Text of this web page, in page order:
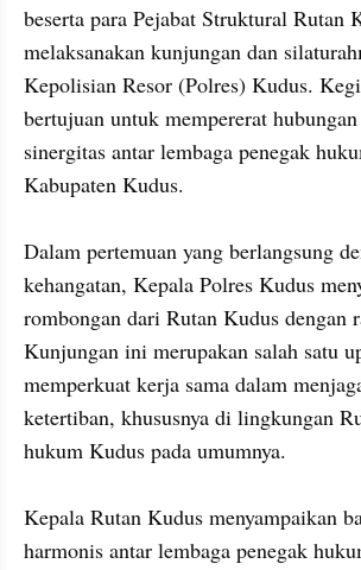
beserta para Pejabat Struktural Rutan
melaksanakan kunjungan dan
Kepolisian Resor (Polres) Kudus.
bertujuan untuk mempererat
sinergitas antar lembaga penegak
Kabupaten Kudus.
Dalam pertemuan yang berlangsung
kehangatan, Kepala Polres Kudus
rombongan dari Rutan Kudus dengan
Kunjungan ini merupakan salah satu
memperkuat kerja sama dalam
ketertiban, khususnya di lingkungan
hukum Kudus pada umumnya.
Kepala Rutan Kudus menyampaikan
harmonis antar lembaga penegak